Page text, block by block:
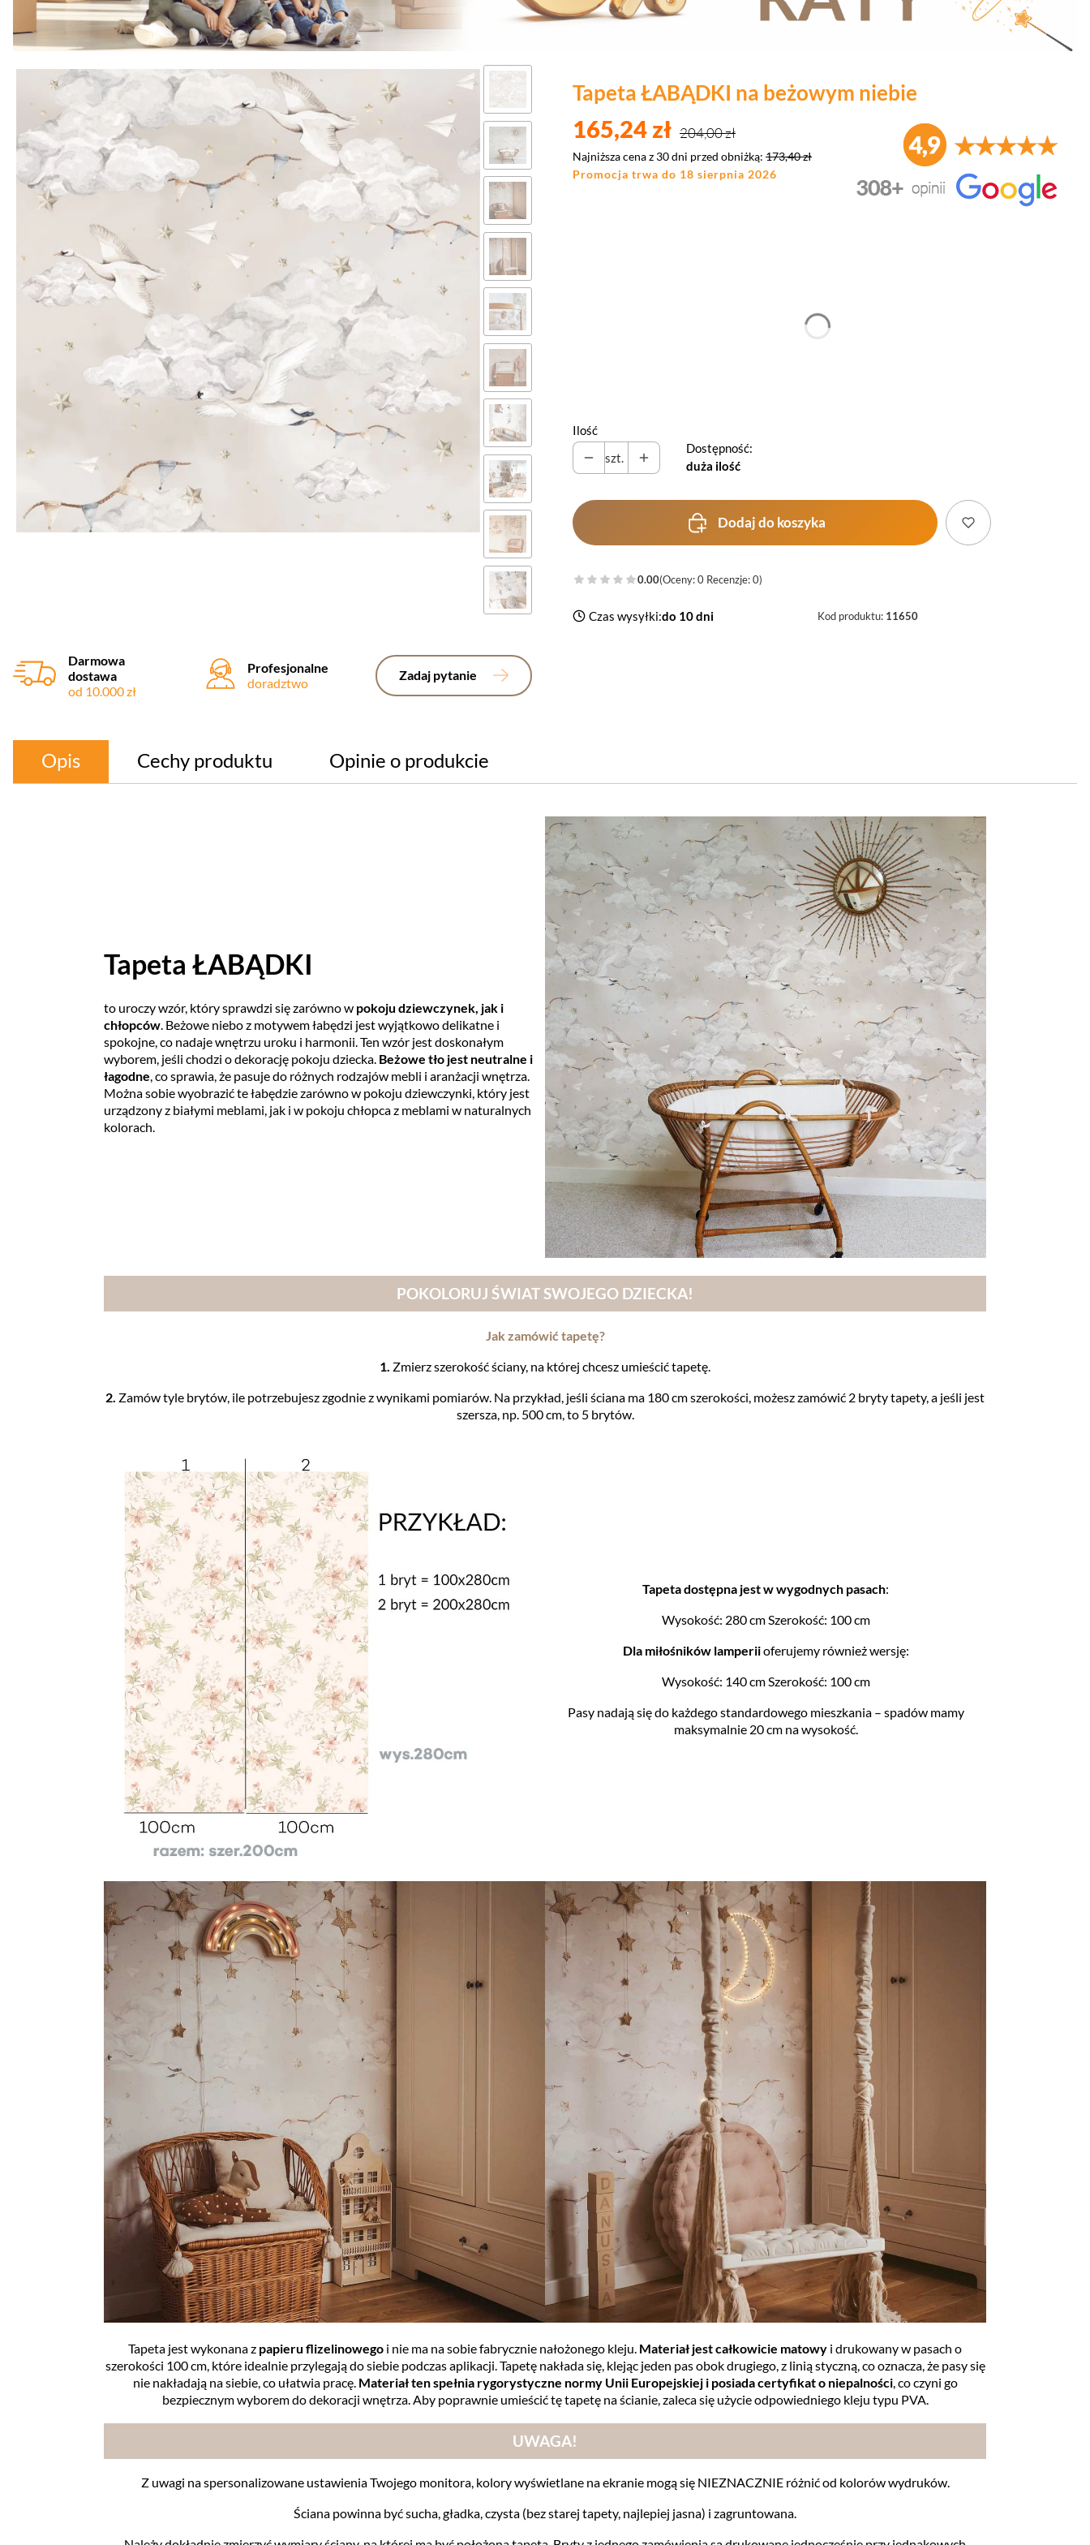
Darmowa
dostawa
od 10.000 zł
Profesjonalne
doradztwo
Zadaj pytanie
Tapeta ŁABĄDKI na beżowym niebie
165,24 zł 204,00 zł
Najniższa cena z 30 dni przed obniżką: 173,40 zł
Promocja trwa do 18 sierpnia 2026
Ilość
szt.
Dostępność:
duża ilość
Dodaj do koszyka
0.00(Oceny: 0 Recenzje: 0)
Czas wysyłki:do 10 dni Kod produktu: 11650
Opis Cechy produktu Opinie o produkcie
Tapeta ŁABĄDKI
to uroczy wzór, który sprawdzi się zarówno w pokoju dziewczynek, jak i
chłopców . Beżowe niebo z motywem łabędzi jest wyjątkowo delikatne i
spokojne, co nadaje wnętrzu uroku i harmonii. Ten wzór jest doskonałym
wyborem, jeśli chodzi o dekorację pokoju dziecka. Beżowe tło jest neutralne i
łagodne , co sprawia, że pasuje do różnych rodzajów mebli i aranżacji wnętrza.
Można sobie wyobrazić te łabędzie zarówno w pokoju dziewczynki, który jest
urządzony z białymi meblami, jak i w pokoju chłopca z meblami w naturalnych
kolorach.
POKOLORUJ ŚWIAT SWOJEGO DZIECKA!
Jak zamówić tapetę?
1. Zmierz szerokość ściany, na której chcesz umieścić tapetę.
2. Zamów tyle brytów, ile potrzebujesz zgodnie z wynikami pomiarów. Na przykład, jeśli ściana ma 180 cm szerokości, możesz zamówić 2 bryty tapety, a jeśli jest
szersza, np. 500 cm, to 5 brytów.
Tapeta dostępna jest w wygodnych pasach:
Wysokość: 280 cm Szerokość: 100 cm
Dla miłośników lamperiioferujemy również wersję:
Wysokość: 140 cm Szerokość: 100 cm
Pasy nadają się do każdego standardowego mieszkania – spadów mamy
maksymalnie 20 cm na wysokość.
Tapeta jest wykonana z papieru flizelinowego i nie ma na sobie fabrycznie nałożonego kleju. Materiał jest całkowicie matowy i drukowany w pasach o
szerokości 100 cm, które idealnie przylegają do siebie podczas aplikacji. Tapetę nakłada się, klejąc jeden pas obok drugiego, z linią styczną, co oznacza, że pasy się
nie nakładają na siebie, co ułatwia pracę. Materiał ten spełnia rygorystyczne normy Unii Europejskiej i posiada certyfikat o niepalności, co czyni go
bezpiecznym wyborem do dekoracji wnętrza. Aby poprawnie umieścić tę tapetę na ścianie, zaleca się użycie odpowiedniego kleju typu PVA.
UWAGA!
Z uwagi na spersonalizowane ustawienia Twojego monitora, kolory wyświetlane na ekranie mogą się NIEZNACZNIE różnić od kolorów wydruków.
Ściana powinna być sucha, gładka, czysta (bez starej tapety, najlepiej jasna) i zagruntowana.